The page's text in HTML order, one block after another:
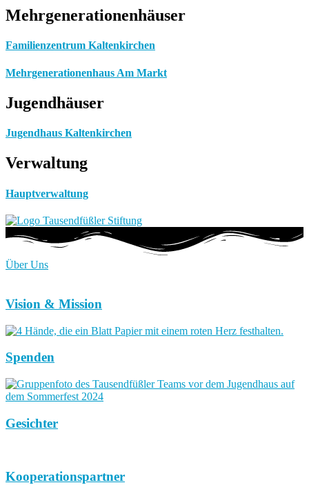
Mehrgenerationenhäuser
Familienzentrum Kaltenkirchen
Mehrgenerationenhaus Am Markt
Jugendhäuser
Jugendhaus Kaltenkirchen
Verwaltung
Hauptverwaltung
Über Uns
Vision & Mission
Spenden
Gesichter
Kooperationspartner